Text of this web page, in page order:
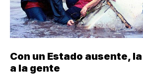
Con un Estado ausente,
a la gente